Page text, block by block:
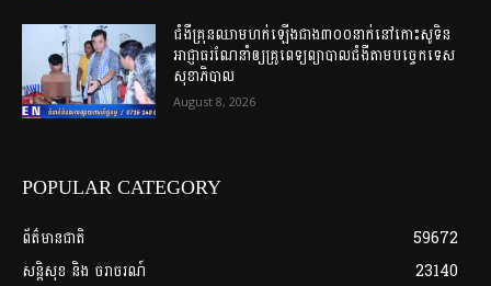
ជំងឺគ្រុនឈាមហក់ឡើងជាង៣០០នាក់នៅកោះសូទិន
អាជ្ញាធរណែនាំឲ្យគ្រូពេទ្យព្យាបាលជំងឺតាមបច្ចេកទេស
សុខាភិបាល
August 8, 2026
POPULAR CATEGORY
ព័ត៌មានជាតិ
59672
សន្តិសុខ និង ចរាចរណ៍
23140